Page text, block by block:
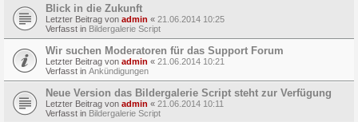
Blick in die Zukunft
Letzter Beitrag von admin « 21.06.2014 10:25
Verfasst in Bildergalerie Script
Wir suchen Moderatoren für das Support Forum
Letzter Beitrag von admin « 21.06.2014 10:21
Verfasst in Ankündigungen
Neue Version das Bildergalerie Script steht zur Verfügung
Letzter Beitrag von admin « 21.06.2014 10:11
Verfasst in Bildergalerie Script